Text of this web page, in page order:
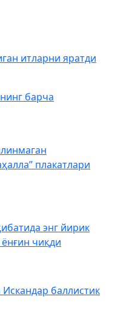
итларни яратди
барча
плакатлари
энг йирик
чиқди
баллистик